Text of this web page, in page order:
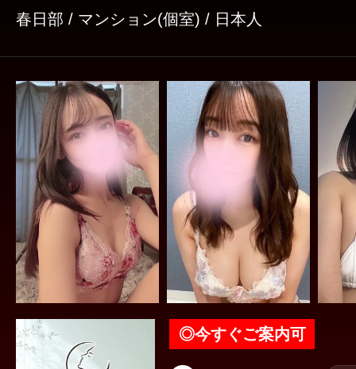
春日部 / マンション(個室) / 日本人
◎今すぐご案内可